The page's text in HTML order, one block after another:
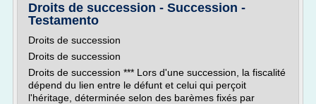
Droits de succession - Succession -
Testamento
Droits de succession
Droits de succession
Droits de succession *** Lors d'une succession, la fiscalité
dépend du lien entre le défunt et celui qui perçoit
l'héritage, déterminée selon des barèmes fixés par